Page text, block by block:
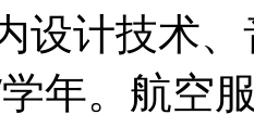
设计技术
年。航空